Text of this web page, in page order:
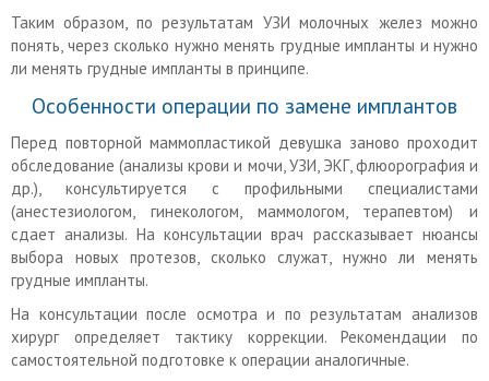
Таким образом, по результатам УЗИ молочных желез можно
понять, через сколько нужно менять грудные импланты и нужно
ли менять грудные импланты в принципе.
Особенности операции по замене имплантов
Перед повторной маммопластикой девушка заново проходит
обследование (анализы крови и мочи, УЗИ, ЭКГ, флюорография и
др.), консультируется с профильными специалистами
(анестезиологом, гинекологом, маммологом, терапевтом) и
сдает анализы. На консультации врач рассказывает нюансы
выбора новых протезов, сколько служат, нужно ли менять
грудные импланты.
На консультации после осмотра и по результатам анализов
хирург определяет тактику коррекции. Рекомендации по
самостоятельной подготовке к операции аналогичные.